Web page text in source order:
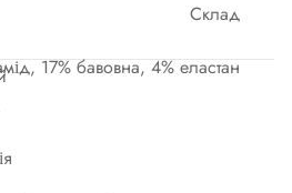
Склад
17% бавовна, 4% еластан